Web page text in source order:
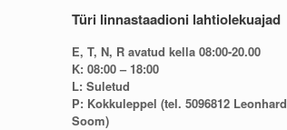
Türi linnastaadioni lahtiolekuajad
E, T, N, R avatud kella 08:00-20.00
K: 08:00 – 18:00
L: Suletud
P: Kokkuleppel (tel. 5096812 Leonhard
Soom)